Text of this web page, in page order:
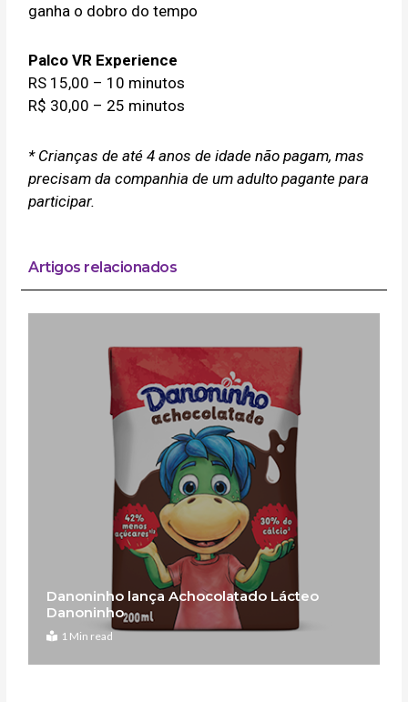
ganha o dobro do tempo
Palco VR Experience
RS 15,00 – 10 minutos
R$ 30,00 – 25 minutos
* Crianças de até 4 anos de idade não pagam, mas
precisam da companhia de um adulto pagante para
participar.
Artigos relacionados
Danoninho lança Achocolatado Lácteo
Danoninho
1 Min read